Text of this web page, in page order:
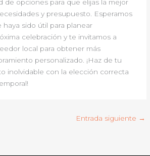
de opciones para que elijas la mejor
y presupuesto. Esperamos
sido útil para planear
celebración y te invitamos a
local para obtener más
personalizado. ¡Haz de tu
inolvidable con la elección correcta
Entrada siguiente →